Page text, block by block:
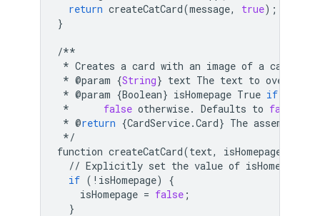
return createCatCard(message, true);
}
/**
* Creates a card with an image of a cat
* @param {String} text The text to overlay
* @param {Boolean} isHomepage True if
*
false otherwise. Defaults to false
* @return {CardService.Card} The assembled
*/
function createCatCard(text, isHomepage
// Explicitly set the value of isHomepage
if ( ! isHomepage)
{
isHomepage = false ;
}